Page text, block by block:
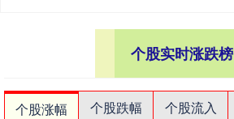
个股实时涨跌榜
个股涨幅 个股跌幅 个股流入